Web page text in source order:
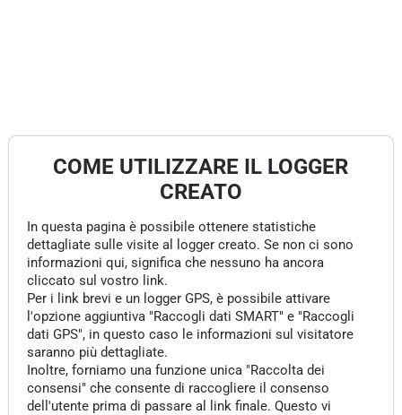
COME UTILIZZARE IL LOGGER
CREATO
In questa pagina è possibile ottenere statistiche
dettagliate sulle visite al logger creato. Se non ci sono
informazioni qui, significa che nessuno ha ancora
cliccato sul vostro link.
Per i link brevi e un logger GPS, è possibile attivare
l'opzione aggiuntiva "Raccogli dati SMART" e "Raccogli
dati GPS", in questo caso le informazioni sul visitatore
saranno più dettagliate.
Inoltre, forniamo una funzione unica "Raccolta dei
consensi" che consente di raccogliere il consenso
dell'utente prima di passare al link finale. Questo vi